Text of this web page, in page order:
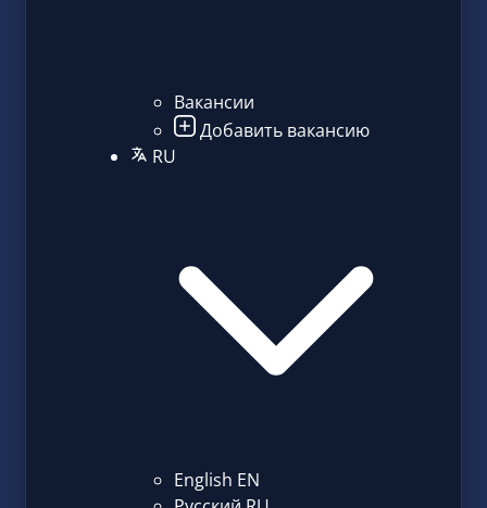
Вакансии
Добавить вакансию
RU
English EN